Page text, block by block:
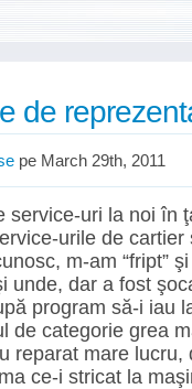
de
pe March 29th, 2011
service-uri la noi în
urile de cartier
m-am “fript”
unde, dar a fost
program să-i iau
de categorie grea
reparat mare lucru,
ce-i stricat la